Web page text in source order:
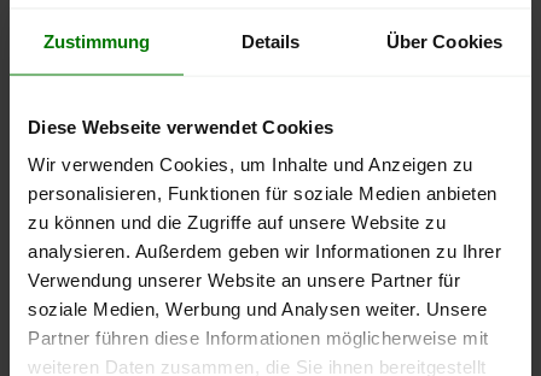
Zustimmung Details Über Cookies
Diese Webseite verwendet Cookies
Wir verwenden Cookies, um Inhalte und Anzeigen zu
personalisieren, Funktionen für soziale Medien anbieten
zu können und die Zugriffe auf unsere Website zu
analysieren. Außerdem geben wir Informationen zu Ihrer
Verwendung unserer Website an unsere Partner für
soziale Medien, Werbung und Analysen weiter. Unsere
Partner führen diese Informationen möglicherweise mit
weiteren Daten zusammen, die Sie ihnen bereitgestellt
lose Ware Sackware
September
2025
Januar
2026
Mai
2026
300 €
350 €
Die aktuelle Preisentwicklung für Holzpellets in Deutschland
können Sie jederzeit auf unsererPelletspreise-Seite
nachvollziehen.